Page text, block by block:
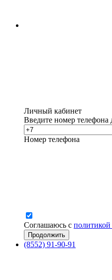
Личный кабинет
Введите номер телефона
Номер телефона
Соглашаюсь с
(8552) 91-90-91